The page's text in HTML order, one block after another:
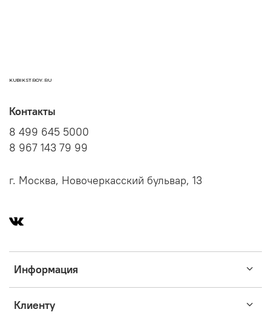
KUBIKSTROY.RU
Информация
Клиенту
Контакты
8 499 645 5000
8 967 143 79 99
г. Москва, Новочеркасский бульвар, 13